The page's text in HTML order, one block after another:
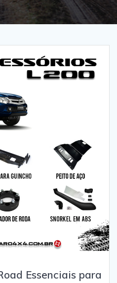
Essenciais para